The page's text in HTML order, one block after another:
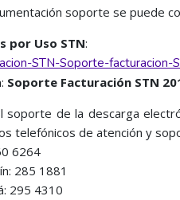
soporte se puede
por Uso STN:
STN-Soporte-facturacion-
Soporte Facturación STN
soporte de la descarga
telefónicos de atención y
6264
285 1881
295 4310